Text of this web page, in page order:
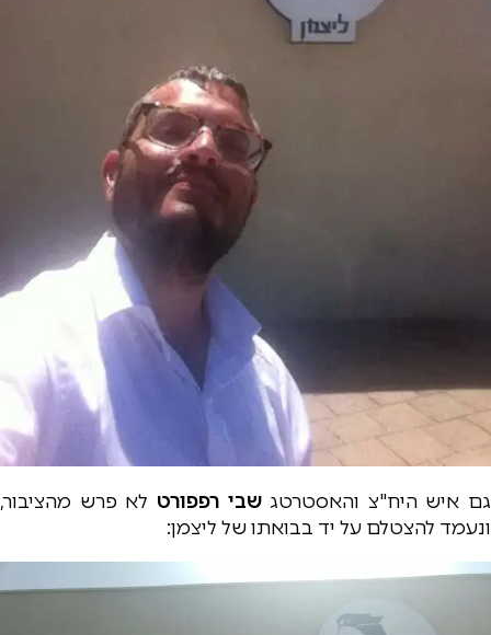
גם איש היח"צ והאסטרטגשבי רפפורט לא פרש מהציבור,
ונעמד להצטלם על יד בבואתו של ליצמן: